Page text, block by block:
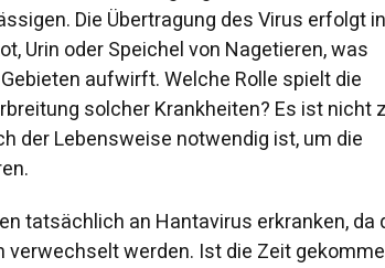
Die Übertragung des Virus erfolgt in
Urin oder Speichel von Nagetieren, was
aufwirft. Welche Rolle spielt die
solcher Krankheiten? Es ist nicht
der Lebensweise notwendig ist, um die
tatsächlich an Hantavirus erkranken, da
werden. Ist die Zeit